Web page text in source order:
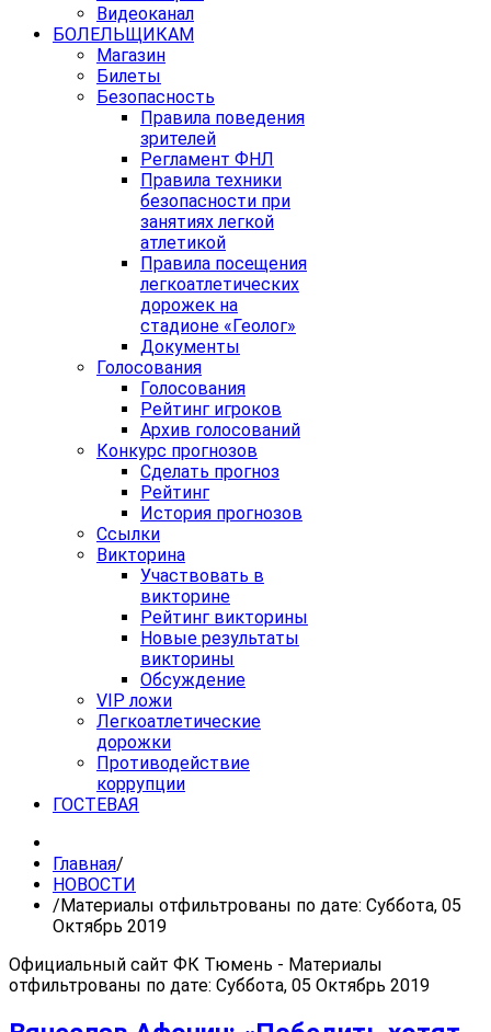
Видеоканал
БОЛЕЛЬЩИКАМ
Магазин
Билеты
Безопасность
Правила поведения
зрителей
Регламент ФНЛ
Правила техники
безопасности при
занятиях легкой
атлетикой
Правила посещения
легкоатлетических
дорожек на
стадионе «Геолог»
Документы
Голосования
Голосования
Рейтинг игроков
Архив голосований
Конкурс прогнозов
Сделать прогноз
Рейтинг
История прогнозов
Ссылки
Викторина
Участвовать в
викторине
Рейтинг викторины
Новые результаты
викторины
Обсуждение
VIP ложи
Легкоатлетические
дорожки
Противодействие
коррупции
ГОСТЕВАЯ
Главная/
НОВОСТИ
/ Материалы отфильтрованы по дате: Суббота, 05
Октябрь 2019
Официальный сайт ФК Тюмень - Материалы
отфильтрованы по дате: Суббота, 05 Октябрь 2019